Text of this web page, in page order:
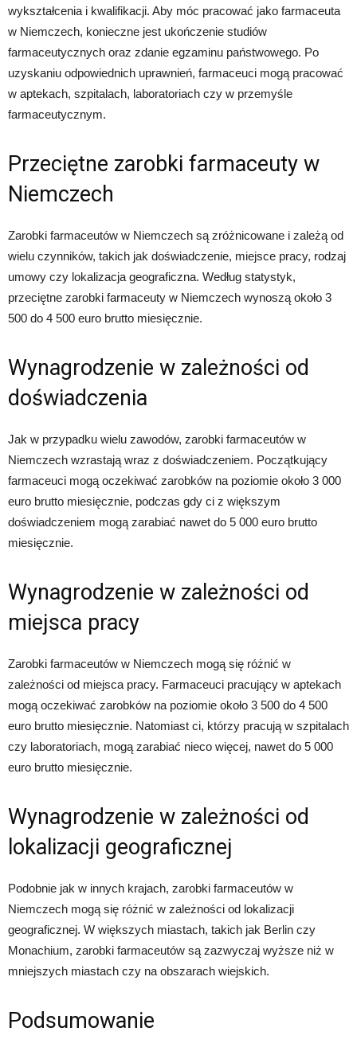
wykształcenia i kwalifikacji. Aby móc pracować jako farmaceuta
w Niemczech, konieczne jest ukończenie studiów
farmaceutycznych oraz zdanie egzaminu państwowego. Po
uzyskaniu odpowiednich uprawnień, farmaceuci mogą pracować
w aptekach, szpitalach, laboratoriach czy w przemyśle
farmaceutycznym.
Przeciętne zarobki farmaceuty w
Niemczech
Zarobki farmaceutów w Niemczech są zróżnicowane i zależą od
wielu czynników, takich jak doświadczenie, miejsce pracy, rodzaj
umowy czy lokalizacja geograficzna. Według statystyk,
przeciętne zarobki farmaceuty w Niemczech wynoszą około 3
500 do 4 500 euro brutto miesięcznie.
Wynagrodzenie w zależności od
doświadczenia
Jak w przypadku wielu zawodów, zarobki farmaceutów w
Niemczech wzrastają wraz z doświadczeniem. Początkujący
farmaceuci mogą oczekiwać zarobków na poziomie około 3 000
euro brutto miesięcznie, podczas gdy ci z większym
doświadczeniem mogą zarabiać nawet do 5 000 euro brutto
miesięcznie.
Wynagrodzenie w zależności od
miejsca pracy
Zarobki farmaceutów w Niemczech mogą się różnić w
zależności od miejsca pracy. Farmaceuci pracujący w aptekach
mogą oczekiwać zarobków na poziomie około 3 500 do 4 500
euro brutto miesięcznie. Natomiast ci, którzy pracują w szpitalach
czy laboratoriach, mogą zarabiać nieco więcej, nawet do 5 000
euro brutto miesięcznie.
Wynagrodzenie w zależności od
lokalizacji geograficznej
Podobnie jak w innych krajach, zarobki farmaceutów w
Niemczech mogą się różnić w zależności od lokalizacji
geograficznej. W większych miastach, takich jak Berlin czy
Monachium, zarobki farmaceutów są zazwyczaj wyższe niż w
mniejszych miastach czy na obszarach wiejskich.
Podsumowanie